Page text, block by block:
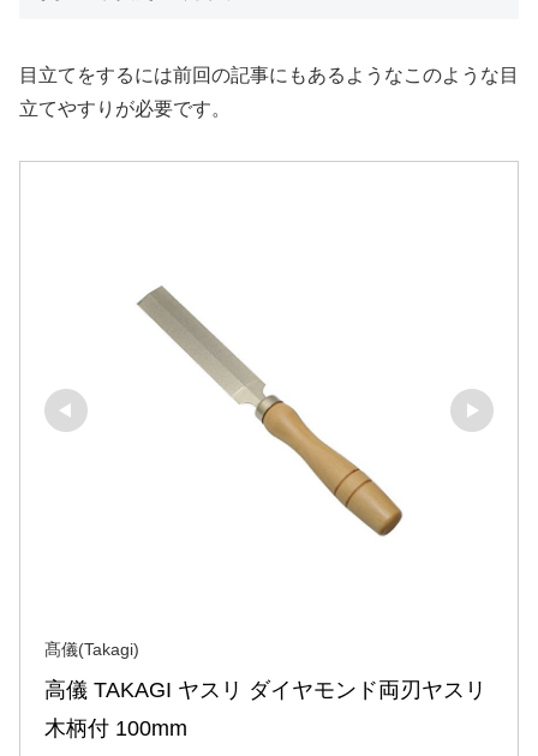
目立てをするには前回の記事にもあるようなこのような目
立てやすりが必要です。
髙儀(Takagi)
高儀 TAKAGI ヤスリ ダイヤモンド両刃ヤスリ
木柄付 100mm